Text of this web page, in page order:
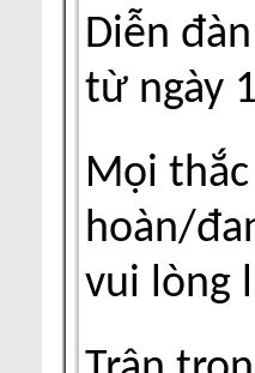
Diễn
từ ngày
Mọi
hoàn/
vui lòng